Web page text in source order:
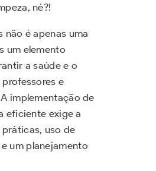
né?!
não é apenas uma
um elemento
a saúde e o
e
implementação de
eficiente exige a
uso de
um planejamento